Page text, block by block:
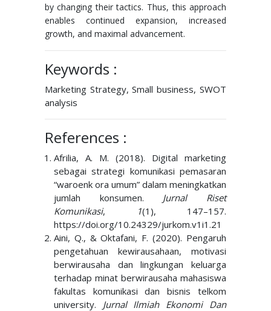
by changing their tactics. Thus, this approach
enables continued expansion, increased
growth, and maximal advancement.
Keywords :
Marketing Strategy, Small business, SWOT
analysis
References :
Afrilia, A. M. (2018). Digital marketing
sebagai strategi komunikasi pemasaran
“waroenk ora umum” dalam meningkatkan
jumlah konsumen. Jurnal Riset
Komunikasi, 1(1), 147–157.
https://doi.org/10.24329/jurkom.v1i1.21
Aini, Q., & Oktafani, F. (2020). Pengaruh
pengetahuan kewirausahaan, motivasi
berwirausaha dan lingkungan keluarga
terhadap minat berwirausaha mahasiswa
fakultas komunikasi dan bisnis telkom
university. Jurnal Ilmiah Ekonomi Dan